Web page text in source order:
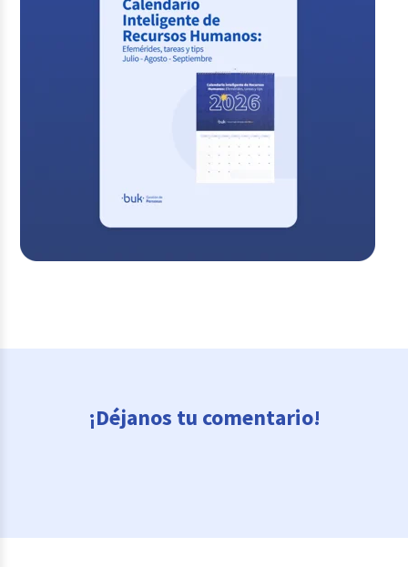
¡Déjanos tu comentario!